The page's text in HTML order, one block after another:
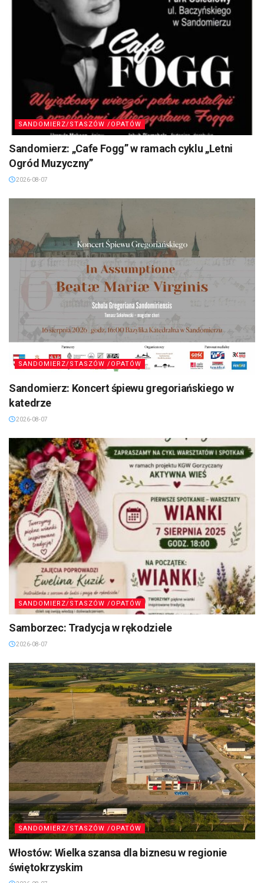
SANDOMIERZ/STASZÓW /OPATÓW
Sandomierz: „Cafe Fogg” w ramach cyklu „Letni
Ogród Muzyczny”
2026-08-07
SANDOMIERZ/STASZÓW /OPATÓW
Sandomierz: Koncert śpiewu gregoriańskiego w
katedrze
2026-08-07
SANDOMIERZ/STASZÓW /OPATÓW
Samborzec: Tradycja w rękodziele
2026-08-07
SANDOMIERZ/STASZÓW /OPATÓW
Włostów: Wielka szansa dla biznesu w regionie
świętokrzyskim